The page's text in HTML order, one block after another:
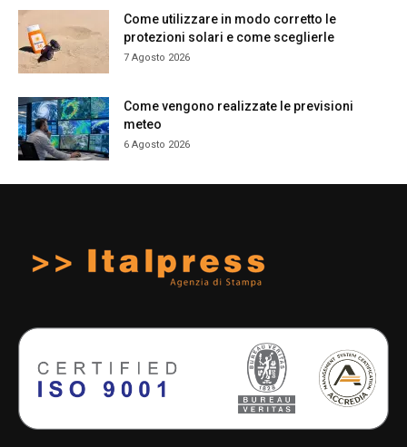
Come utilizzare in modo corretto le
protezioni solari e come sceglierle
7 Agosto 2026
Come vengono realizzate le previsioni
meteo
6 Agosto 2026